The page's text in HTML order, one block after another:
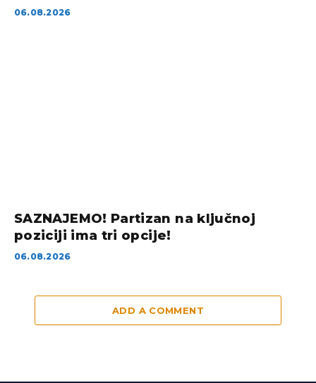
06.08.2026
SAZNAJEMO! Partizan na ključnoj
poziciji ima tri opcije!
06.08.2026
ADD A COMMENT